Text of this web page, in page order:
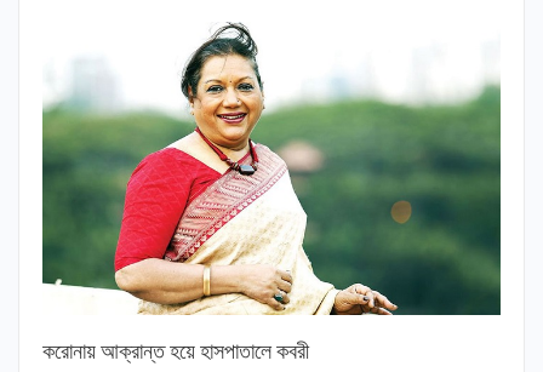
করোনায় আক্রান্ত হয়ে হাসপাতালে কবরী